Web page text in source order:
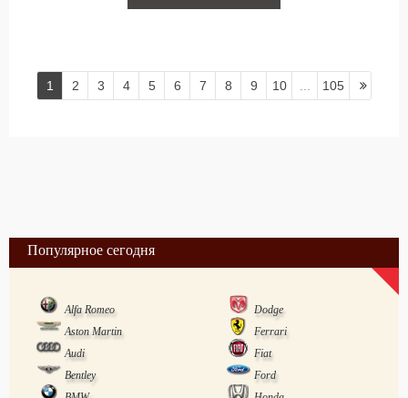
1 2 3 4 5 6 7 8 9 10 105
Популярное сегодня
Alfa Romeo
Dodge
Aston Martin
Ferrari
Audi
Fiat
Bentley
Ford